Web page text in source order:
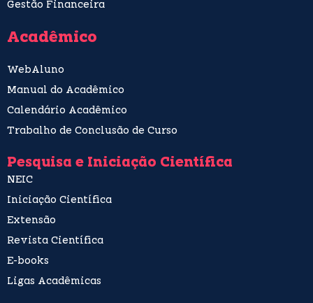
Gestão Financeira
Acadêmico
WebAluno
Manual do Acadêmico
Calendário Acadêmico
Trabalho de Conclusão de Curso
Pesquisa e Iniciação Científica
NEIC
Iniciação Científica
Extensão
Revista Científica
E-books
Ligas Acadêmicas